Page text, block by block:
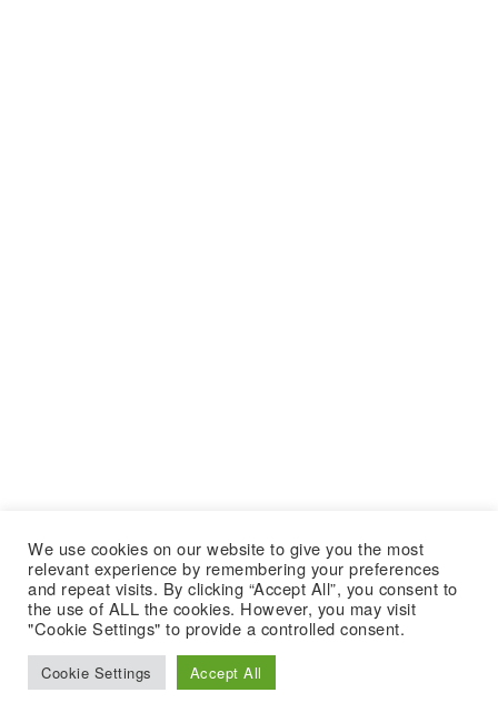
We use cookies on our website to give you the most
relevant experience by remembering your preferences
and repeat visits. By clicking “Accept All”, you consent to
the use of ALL the cookies. However, you may visit
"Cookie Settings" to provide a controlled consent.
Cookie Settings Accept All